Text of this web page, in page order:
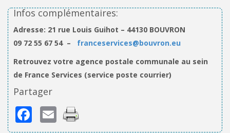
Infos complémentaires:
Adresse: 21 rue Louis Guihot – 44130 BOUVRON
09 72 55 67 54 – franceservices@bouvron.eu
Retrouvez votre agence postale communale au sein
de France Services (service poste courrier)
Partager
Facebook
Email